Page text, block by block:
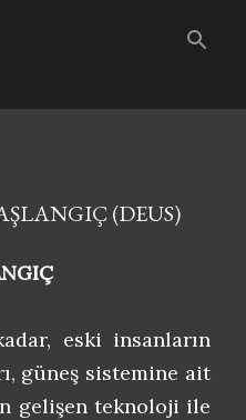
(DEUS)
eski insanların
güneş sistemine ait
gelişen teknoloji ile